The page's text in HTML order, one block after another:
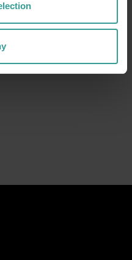
贡献，是他们将西
一旅游圣地。